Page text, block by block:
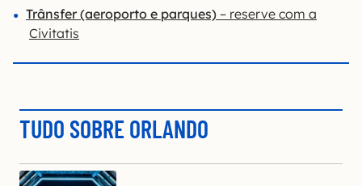
Trânsfer (aeroporto e parques) – reserve com a
Civitatis
TUDO SOBRE ORLANDO